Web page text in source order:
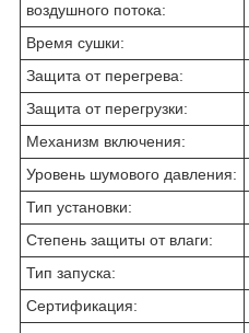
воздушного потока:
Время сушки:
Защита от перегрева:
Защита от перегрузки:
Механизм включения:
Уровень шумового давления:
Тип установки:
Степень защиты от влаги:
Тип запуска:
Сертификация: